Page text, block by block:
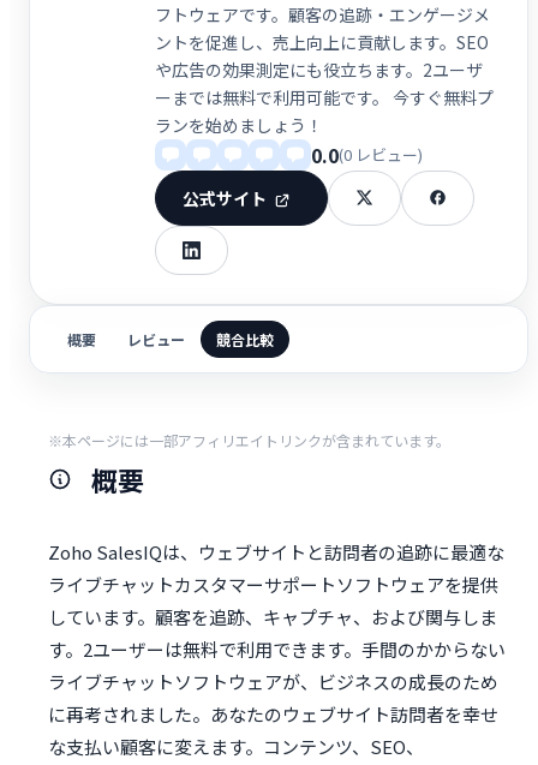
フトウェアです。顧客の追跡・エンゲージメ
ントを促進し、売上向上に貢献します。SEO
や広告の効果測定にも役立ちます。2ユーザ
ーまでは無料で利用可能です。 今すぐ無料プ
ランを始めましょう！
0.0(0 レビュー)
公式サイト
概要 レビュー 競合比較
※本ページには一部アフィリエイトリンクが含まれています。
概要
Zoho SalesIQは、ウェブサイトと訪問者の追跡に最適な
ライブチャットカスタマーサポートソフトウェアを提供
しています。顧客を追跡、キャプチャ、および関与しま
す。2ユーザーは無料で利用できます。手間のかからない
ライブチャットソフトウェアが、ビジネスの成長のため
に再考されました。あなたのウェブサイト訪問者を幸せ
な支払い顧客に変えます。コンテンツ、SEO、